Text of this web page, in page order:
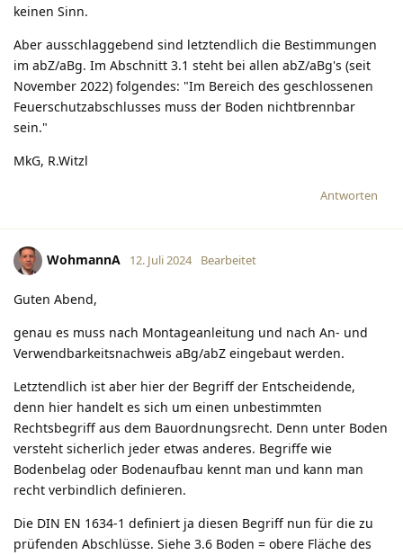
keinen Sinn.
Aber ausschlaggebend sind letztendlich die Bestimmungen
im abZ/aBg. Im Abschnitt 3.1 steht bei allen abZ/aBg's (seit
November 2022) folgendes: "Im Bereich des geschlossenen
Feuerschutzabschlusses muss der Boden nichtbrennbar
sein."
MkG, R.Witzl
Antworten
WohmannA 12. Juli 2024 Bearbeitet
Guten Abend,
genau es muss nach Montageanleitung und nach An- und
Verwendbarkeitsnachweis aBg/abZ eingebaut werden.
Letztendlich ist aber hier der Begriff der Entscheidende,
denn hier handelt es sich um einen unbestimmten
Rechtsbegriff aus dem Bauordnungsrecht. Denn unter Boden
versteht sicherlich jeder etwas anderes. Begriffe wie
Bodenbelag oder Bodenaufbau kennt man und kann man
recht verbindlich definieren.
Die DIN EN 1634-1 definiert ja diesen Begriff nun für die zu
prüfenden Abschlüsse. Siehe 3.6 Boden = obere Fläche des